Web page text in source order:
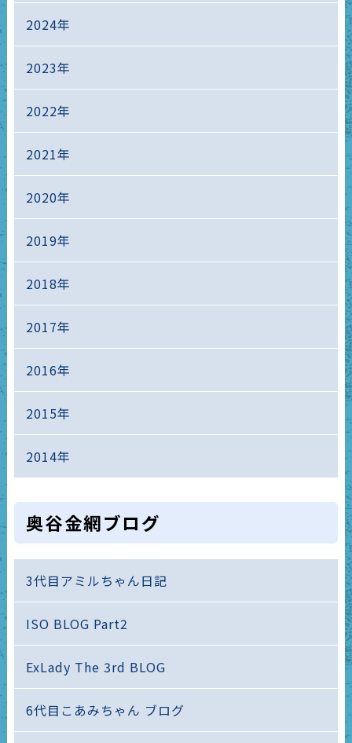
2024年
2023年
2022年
2021年
2020年
2019年
2018年
2017年
2016年
2015年
2014年
奥谷金網ブログ
3代目アミルちゃん日記
ISO BLOG Part2
ExLady The 3rd BLOG
6代目こあみちゃん ブログ